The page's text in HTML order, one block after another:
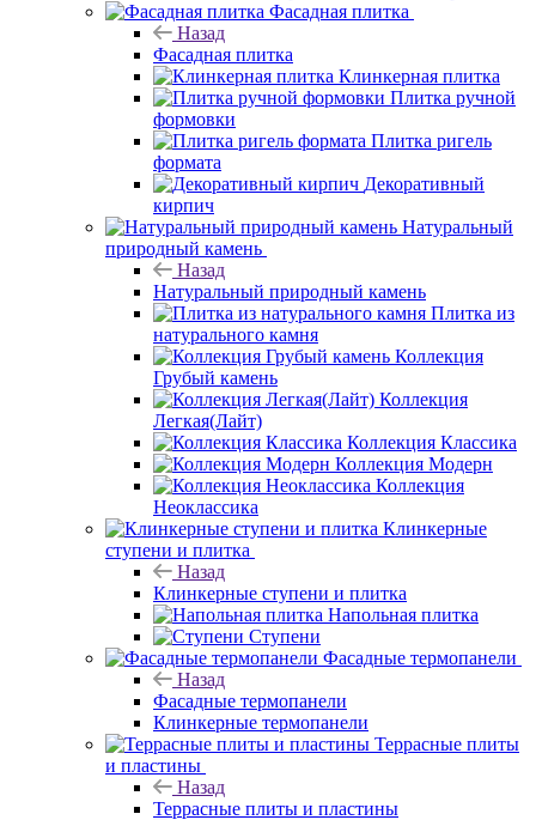
Фасадная плитка
Назад
Фасадная плитка
Клинкерная плитка
Плитка ручной
формовки
Плитка ригель
формата
Декоративный
кирпич
Натуральный
природный камень
Назад
Натуральный природный камень
Плитка из
натурального камня
Коллекция
Грубый камень
Коллекция
Легкая(Лайт)
Коллекция Классика
Коллекция Модерн
Коллекция
Неоклассика
Клинкерные
ступени и плитка
Назад
Клинкерные ступени и плитка
Напольная плитка
Ступени
Фасадные термопанели
Назад
Фасадные термопанели
Клинкерные термопанели
Террасные плиты
и пластины
Назад
Террасные плиты и пластины